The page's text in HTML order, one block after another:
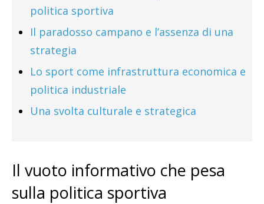
politica sportiva
Il paradosso campano e l’assenza di una
strategia
Lo sport come infrastruttura economica e
politica industriale
Una svolta culturale e strategica
Il vuoto informativo che pesa
sulla politica sportiva